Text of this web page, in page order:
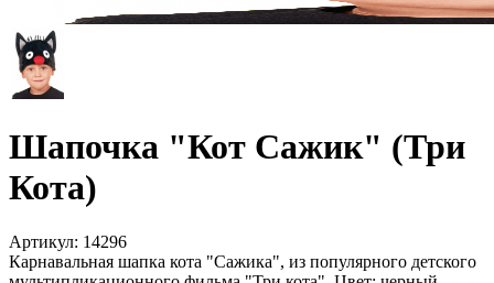
Шапочка "Кот Сажик" (Три
Кота)
Артикул: 14296
Карнавальная шапка кота "Сажика", из популярного детского